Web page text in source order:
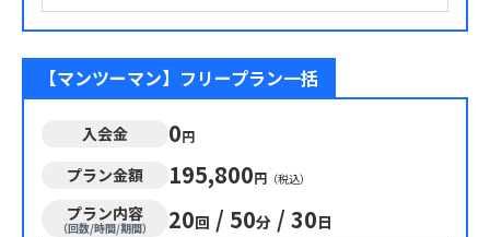
【マンツーマン】フリープラン一括
入会金 0円
プラン金額 195,800円 （税込）
プラン内容
（回数/時間/期間） 20回 / 50分 / 30日